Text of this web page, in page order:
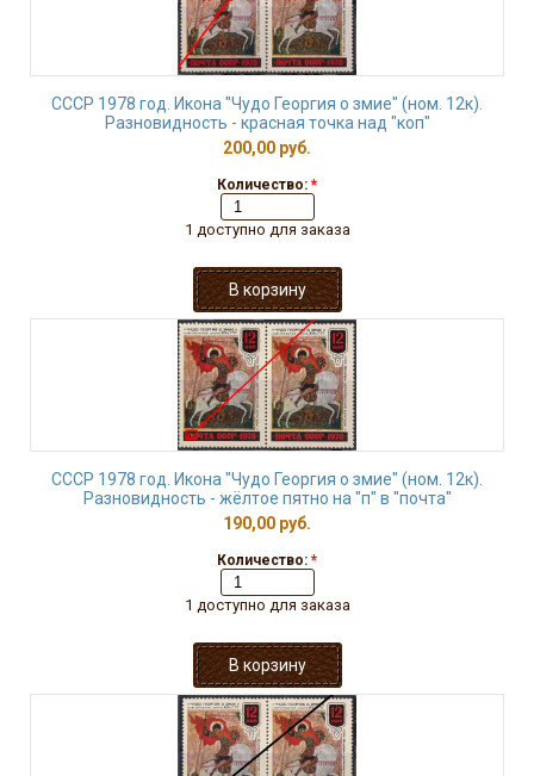
СССР 1978 год. Икона "Чудо Георгия о змие" (ном. 12к).
Разновидность - красная точка над "коп"
200,00 руб.
Количество: *
1 доступно для заказа
СССР 1978 год. Икона "Чудо Георгия о змие" (ном. 12к).
Разновидность - жёлтое пятно на "п" в "почта"
190,00 руб.
Количество: *
1 доступно для заказа